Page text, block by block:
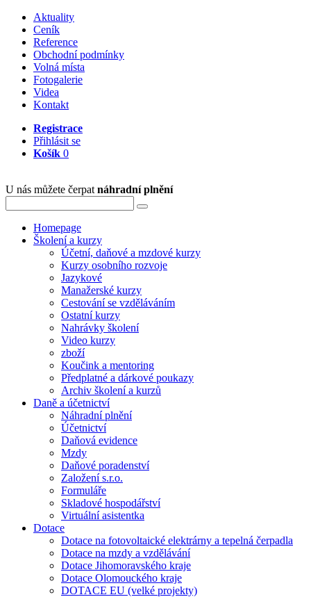
Aktuality
Ceník
Reference
Obchodní podmínky
Volná místa
Fotogalerie
Videa
Kontakt
Registrace
Přihlásit se
Košík 0
U nás můžete čerpat náhradní plnění
Homepage
Školení a kurzy
Účetní, daňové a mzdové kurzy
Kurzy osobního rozvoje
Jazykové
Manažerské kurzy
Cestování se vzděláváním
Ostatní kurzy
Nahrávky školení
Video kurzy
zboží
Koučink a mentoring
Předplatné a dárkové poukazy
Archiv školení a kurzů
Daně a účetnictví
Náhradní plnění
Účetnictví
Daňová evidence
Mzdy
Daňové poradenství
Založení s.r.o.
Formuláře
Skladové hospodářství
Virtuální asistentka
Dotace
Dotace na fotovoltaické elektrárny a tepelná čerpadla
Dotace na mzdy a vzdělávání
Dotace Jihomoravského kraje
Dotace Olomouckého kraje
DOTACE EU (velké projekty)